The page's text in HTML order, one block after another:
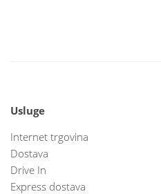
Usluge
Internet trgovina
Dostava
Drive In
Express dostava